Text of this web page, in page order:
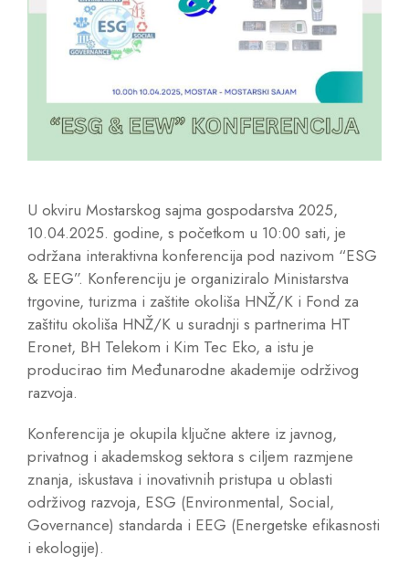
U okviru Mostarskog sajma gospodarstva 2025,
10.04.2025. godine, s početkom u 10:00 sati, je
održana interaktivna konferencija pod nazivom “ESG
& EEG”. Konferenciju je organiziralo Ministarstva
trgovine, turizma i zaštite okoliša HNŽ/K i Fond za
zaštitu okoliša HNŽ/K u suradnji s partnerima HT
Eronet, BH Telekom i Kim Tec Eko, a istu je
producirao tim Međunarodne akademije održivog
razvoja.
Konferencija je okupila ključne aktere iz javnog,
privatnog i akademskog sektora s ciljem razmjene
znanja, iskustava i inovativnih pristupa u oblasti
održivog razvoja, ESG (Environmental, Social,
Governance) standarda i EEG (Energetske efikasnosti
i ekologije).